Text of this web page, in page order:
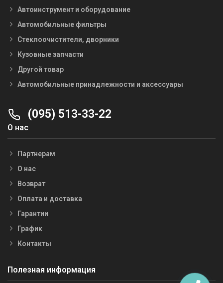
Автоинструмент и оборудование
Автомобильные фильтры
Стеклоочистители, дворники
Кузовные запчасти
Другой товар
Автомобильные принадлежности и аксессуары
(095) 513-33-22
О нас
Партнерам
О нас
Возврат
Оплата и доставка
Гарантии
График
Контакты
Полезная информация